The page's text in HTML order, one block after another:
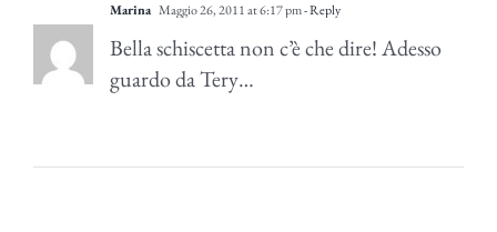
Marina Maggio 26, 2011 at 6:17 pm- Reply
Bella schiscetta non c’è che dire! Adesso
guardo da Tery…